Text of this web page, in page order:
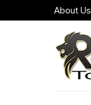
About Us